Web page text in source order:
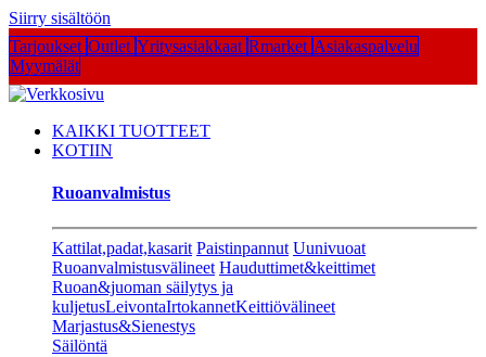
Siirry sisältöön
Tarjoukset Outlet Yritysasiakkaat Rmarket Asiakaspalvelu
Myymälät
KAIKKI TUOTTEET
KOTIIN
Ruoanvalmistus
Kattilat,padat,kasarit Paistinpannut Uunivuoat
Ruoanvalmistusvälineet Hauduttimet&keittimet
Ruoan&juoman säilytys ja
kuljetusLeivontaIrtokannetKeittiövälineet
Marjastus&Sienestys
Säilöntä